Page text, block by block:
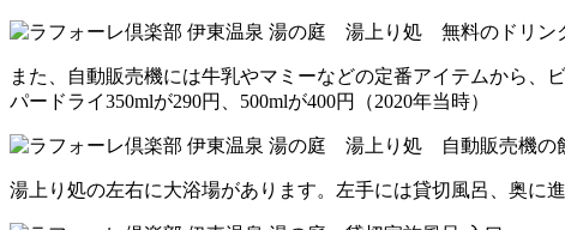
また、自動販売機には牛乳やマミーなどの定番アイテムから
パードライ350mlが290円、500mlが400円（2020年当時）
湯上り処の左右に大浴場があります。左手には貸切風呂、奥に